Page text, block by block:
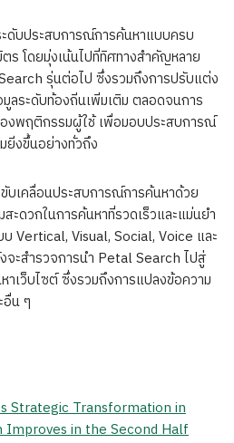
ดับประสบการณ์การค้นหาแบบครบ
ร โดยมุ่งเน้นไปที่ทิศทางสำคัญหลาย
รุ่นต่อไป ซึ่งรวมถึงการปรับแต่ง
ลระดับท้องถิ่นเพิ่มเติม ตลอดจนการ
งพฤติกรรมผู้ใช้ เพื่อมอบประสบการณ์
ยิ่งขึ้นอย่างทั่วถึง
บเคลื่อนประสบการณ์การค้นหาด้วย
ะดวกในการค้นหาที่รวดเร็วและแม่นยำ
Vertical, Visual, Social, Voice และ
ะสำรวจการนำ Petal Search ไปสู่
เว็บไซต์ ซึ่งรวมถึงการแปลงข้อความ
น ๆ
Strategic Transformation in
Improves in the Second Half